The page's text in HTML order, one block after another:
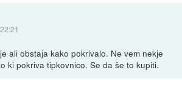
ali obstaja kako pokrivalo. Ne vem nekje
ki pokriva tipkovnico. Se da še to kupiti.